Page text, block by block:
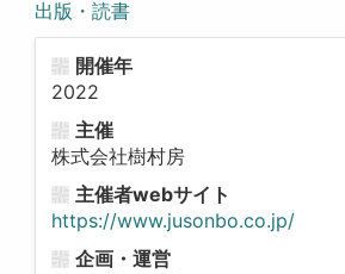
出版・読書
開催年
2022
主催
株式会社樹村房
主催者webサイト
https://www.jusonbo.co.jp/
企画・運営